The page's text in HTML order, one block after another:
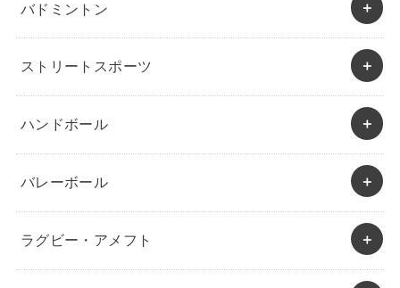
バドミントン
ストリートスポーツ
ハンドボール
バレーボール
ラグビー・アメフト